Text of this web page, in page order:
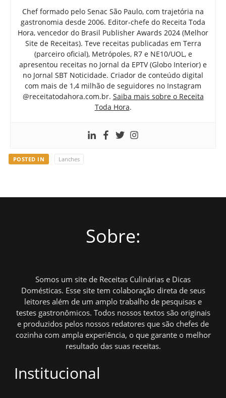
Chef formado pelo Senac São Paulo, com trajetória na
gastronomia desde 2006. Editor-chefe do Receita Toda
Hora, vencedor do Brasil Publisher Awards 2024 (Melhor
Site de Receitas). Teve receitas publicadas em Terra
(parceiro oficial), Metrópoles, R7 e NE10/UOL, e
apresentou receitas no Jornal da EPTV (Globo Interior) e
no Jornal SBT Noticidade. Criador de conteúdo digital
com mais de 1,4 milhão de seguidores no Instagram
@receitatodahora.com.br. Saiba mais sobre o Receita
Toda Hora.
POSTED IN Lanches
Sobre:
Somos um site de Receitas Culinárias e Dicas
Domésticas. Esse site tem colaboração direta de seus
leitores além de um amplo trabalho de pesquisas e
testes gastronômicos. Todos nossos textos são originais
e produzidos pelos nossos redatores que são chefes de
cozinha com ampla experiência, o que garante o melhor
resultado das suas receitas.
Institucional